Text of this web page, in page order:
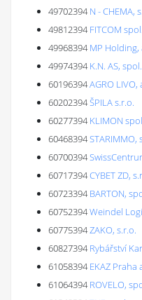
49702394 N - CHEMA,
49812394 FITCOM
49968394 MP Holding,
49974394 K.N. AS,
60196394AGRO
60202394ŠPILA s.r.o.
60277394 KLIMON
60468394STARIMMO,
60700394
60717394CYBET ZD,
60723394 BARTON,
60752394Weindel
60775394ZAKO, s.r.o.
60827394 Rybářství
61058394 EKAZ Praha
61064394 ROVELO,